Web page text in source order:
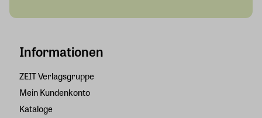
Informationen
ZEIT Verlagsgruppe
Mein Kundenkonto
Kataloge